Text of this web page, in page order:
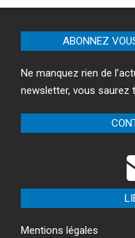
ABONNEZ
Ne manquez rien de
newsletter, vous saurez
Mentions légales